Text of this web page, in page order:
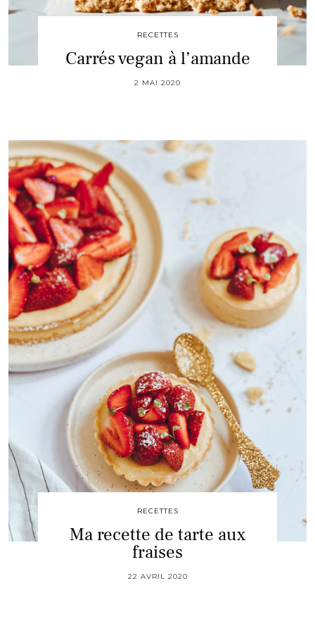
RECETTES
Carrés vegan à l’amande
2 MAI 2020
RECETTES
Ma recette de tarte aux
fraises
22 AVRIL 2020